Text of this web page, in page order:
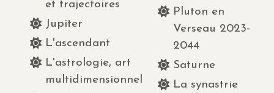
et trajectoires
Jupiter
L'ascendant
L'astrologie, art
multidimensionnel
Pluton en
Verseau 2023-
2044
Saturne
La synastrie